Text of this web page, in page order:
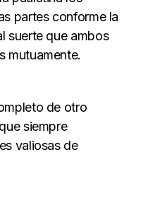
partes conforme la
suerte que ambos
mutuamente.
de otro
siempre
valiosas de